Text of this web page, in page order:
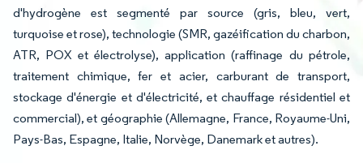
d'hydrogène est segmenté par source (gris, bleu, vert,
turquoise et rose), technologie (SMR, gazéification du charbon,
ATR, POX et électrolyse), application (raffinage du pétrole,
traitement chimique, fer et acier, carburant de transport,
stockage d'énergie et d'électricité, et chauffage résidentiel et
commercial), et géographie (Allemagne, France, Royaume-Uni,
Pays-Bas, Espagne, Italie, Norvège, Danemark et autres).